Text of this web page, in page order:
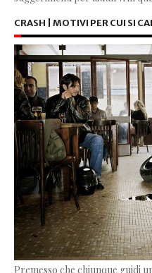
CRASH | MOTIVI PER CUI SI
Premesso che chiunque guidi